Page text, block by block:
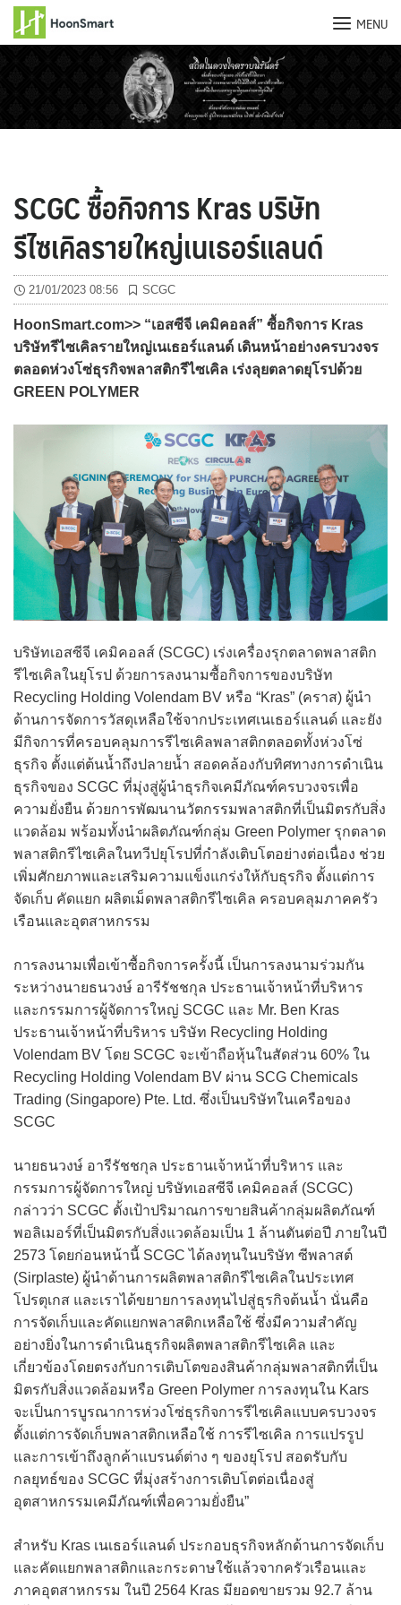
MENU
SCGC ซื้อกิจการ Kras บริษัท
รีไซเคิลรายใหญ่เนเธอร์แลนด์
21/01/2023 08:56 SCGC
HoonSmart.com>> “เอสซีจี เคมิคอลส์” ซื้อกิจการ Kras
บริษัทรีไซเคิลรายใหญ่เนเธอร์แลนด์ เดินหน้าอย่างครบวงจร
ตลอดห่วงโซ่ธุรกิจพลาสติกรีไซเคิล เร่งลุยตลาดยุโรปด้วย
GREEN POLYMER
บริษัทเอสซีจี เคมิคอลส์ (SCGC) เร่งเครื่องรุกตลาดพลาสติก
รีไซเคิลในยุโรป ด้วยการลงนามซื้อกิจการของบริษัท
Recycling Holding Volendam BV หรือ “Kras” (คราส) ผู้นำ
ด้านการจัดการวัสดุเหลือใช้จากประเทศเนเธอร์แลนด์ และยัง
มีกิจการที่ครอบคลุมการรีไซเคิลพลาสติกตลอดทั้งห่วงโซ่
ธุรกิจ ตั้งแต่ต้นน้ำถึงปลายน้ำ สอดคล้องกับทิศทางการดำเนิน
ธุรกิจของ SCGC ที่มุ่งสู่ผู้นำธุรกิจเคมีภัณฑ์ครบวงจรเพื่อ
ความยั่งยืน ด้วยการพัฒนานวัตกรรมพลาสติกที่เป็นมิตรกับสิ่ง
แวดล้อม พร้อมทั้งนำผลิตภัณฑ์กลุ่ม Green Polymer รุกตลาด
พลาสติกรีไซเคิลในทวีปยุโรปที่กำลังเติบโตอย่างต่อเนื่อง ช่วย
เพิ่มศักยภาพและเสริมความแข็งแกร่งให้กับธุรกิจ ตั้งแต่การ
จัดเก็บ คัดแยก ผลิตเม็ดพลาสติกรีไซเคิล ครอบคลุมภาคครัว
เรือนและอุตสาหกรรม
การลงนามเพื่อเข้าซื้อกิจการครั้งนี้ เป็นการลงนามร่วมกัน
ระหว่างนายธนวงษ์ อารีรัชชกุล ประธานเจ้าหน้าที่บริหาร
และกรรมการผู้จัดการใหญ่ SCGC และ Mr. Ben Kras
ประธานเจ้าหน้าที่บริหาร บริษัท Recycling Holding
Volendam BV โดย SCGC จะเข้าถือหุ้นในสัดส่วน 60% ใน
Recycling Holding Volendam BV ผ่าน SCG Chemicals
Trading (Singapore) Pte. Ltd. ซึ่งเป็นบริษัทในเครือของ
SCGC
นายธนวงษ์ อารีรัชชกุล ประธานเจ้าหน้าที่บริหาร และ
กรรมการผู้จัดการใหญ่ บริษัทเอสซีจี เคมิคอลส์ (SCGC)
กล่าวว่า SCGC ตั้งเป้าปริมาณการขายสินค้ากลุ่มผลิตภัณฑ์
พอลิเมอร์ที่เป็นมิตรกับสิ่งแวดล้อมเป็น 1 ล้านตันต่อปี ภายในปี
2573 โดยก่อนหน้านี้ SCGC ได้ลงทุนในบริษัท ซีพลาสต์
(Sirplaste) ผู้นำด้านการผลิตพลาสติกรีไซเคิลในประเทศ
โปรตุเกส และเราได้ขยายการลงทุนไปสู่ธุรกิจต้นน้ำ นั่นคือ
การจัดเก็บและคัดแยกพลาสติกเหลือใช้ ซึ่งมีความสำคัญ
อย่างยิ่งในการดำเนินธุรกิจผลิตพลาสติกรีไซเคิล และ
เกี่ยวข้องโดยตรงกับการเติบโตของสินค้ากลุ่มพลาสติกที่เป็น
มิตรกับสิ่งแวดล้อมหรือ Green Polymer การลงทุนใน Kars
จะเป็นการบูรณาการห่วงโซ่ธุรกิจการรีไซเคิลแบบครบวงจร
ตั้งแต่การจัดเก็บพลาสติกเหลือใช้ การรีไซเคิล การแปรรูป
และการเข้าถึงลูกค้าแบรนด์ต่าง ๆ ของยุโรป สอดรับกับ
กลยุทธ์ของ SCGC ที่มุ่งสร้างการเติบโตต่อเนื่องสู่
อุตสาหกรรมเคมีภัณฑ์เพื่อความยั่งยืน”
สำหรับ Kras เนเธอร์แลนด์ ประกอบธุรกิจหลักด้านการจัดเก็บ
และคัดแยกพลาสติกและกระดาษใช้แล้วจากครัวเรือนและ
ภาคอุตสาหกรรม ในปี 2564 Kras มียอดขายรวม 92.7 ล้าน